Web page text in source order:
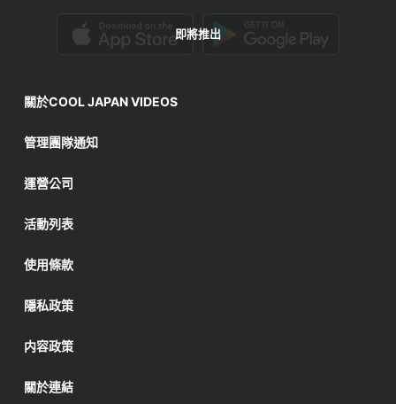
即將推出
關於COOL JAPAN VIDEOS
管理團隊通知
運營公司
活動列表
使用條款
隱私政策
内容政策
關於連結